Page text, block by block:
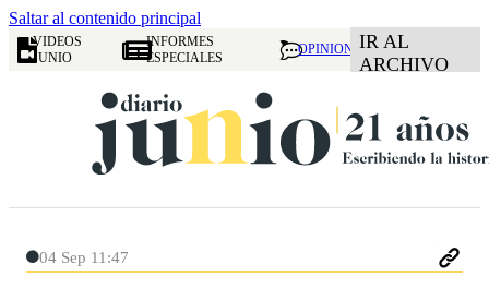
Saltar al contenido principal
VIDEOS
JUNIO
INFORMES
ESPECIALES
OPINION IR AL
ARCHIVO
04 Sep 11:47